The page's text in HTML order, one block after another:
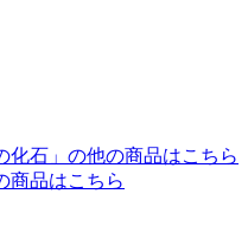
化石 」の他の商品はこちら
商品はこちら